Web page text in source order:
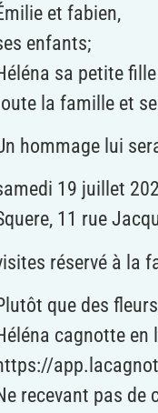
et fabien,
enfants;
sa petite
la famille et
hommage lui
19 juillet
11 rue
réservé à la
que des
cagnotte en
recevant pas de